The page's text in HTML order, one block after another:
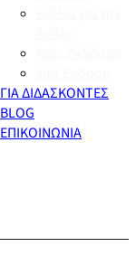
ΓΙΑ ΔΙΔΑΣΚΟΝΤΕΣ
BLOG
ΕΠΙΚΟΙΝΩΝΙΑ